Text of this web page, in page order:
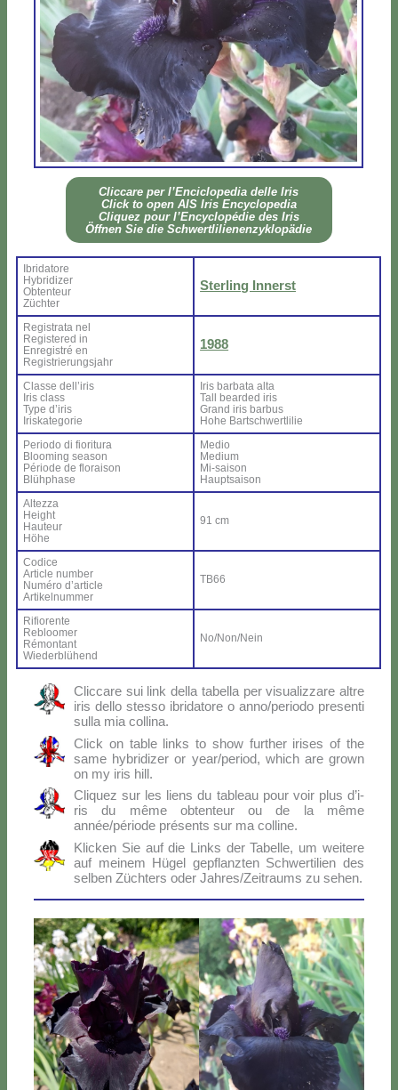
Clic­ca­re per l’En­ci­clo­pe­dia del­le Iris
Click to open AIS Iris En­cy­clo­pe­dia
Cli­quez pour l’En­cy­clo­pé­die des Iris
Öff­nen Sie die Sch­wer­tli­lie­nen­zy­klo­pä­die
Ibri­da­to­re
Hy­bri­di­zer
Ob­ten­teur
Zü­ch­ter
Ster­ling In­ner­st
Re­gi­stra­ta nel
Re­gi­ste­red in
En­re­gi­stré en
Re­gi­strie­rung­sjahr
1988
Clas­se del­l’i­ris
Iris class
Ty­pe d’i­ris
Iri­ska­te­go­rie
Iris bar­ba­ta al­ta
Tall bear­ded iris
Grand iris bar­bus
Ho­he Bar­ts­ch­wer­tli­lie
Pe­rio­do di fio­ri­tu­ra
Bloo­ming sea­son
Pé­rio­de de flo­rai­son
Blü­h­pha­se
Me­dio
Me­dium
Mi-sai­son
Haup­tsai­son
Al­tez­za
Height
Hau­teur
Hö­he
91 cm
Co­di­ce
Ar­ti­cle num­ber
Nu­mé­ro d’ar­ti­cle
Ar­ti­kel­num­mer
TB66
Ri­fio­ren­te
Re­bloo­mer
Ré­mon­tant
Wie­der­blü­hend
No/Non/Nein
Clic­ca­re sui link del­la ta­bel­la per vi­sua­liz­za­re al­tre
iris del­lo stes­so ibri­da­to­re o anno/periodo pre­sen­ti
sul­la mia col­li­na.
Click on ta­ble links to show fur­ther iri­ses of the
sa­me hy­bri­di­zer or year/period, which are gro­wn
on my iris hill.
Cli­quez sur les liens du ta­bleau pour voir plus d’i­
ris du mê­me ob­ten­teur ou de la mê­me
année/période pré­sen­ts sur ma col­li­ne.
Klic­ken Sie auf die Links der Ta­bel­le, um wei­te­re
auf mei­nem Hü­gel ge­p­flanz­ten Sch­wer­ti­lien des
sel­ben Zü­ch­ters oder Jahres/Zeitraums zu se­hen.